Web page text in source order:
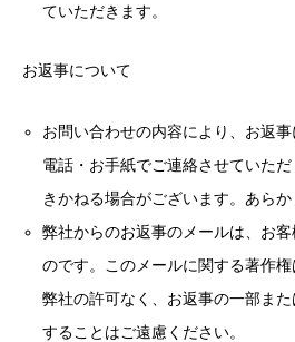
ていただきます。
お返事について
お問い合わせの内容により、お返
電話・お手紙でご連絡させていた
きかねる場合がございます。あらか
弊社からのお返事のメールは、お
のです。このメールに関する著作権
弊社の許可なく、お返事の一部ま
することはご遠慮ください。